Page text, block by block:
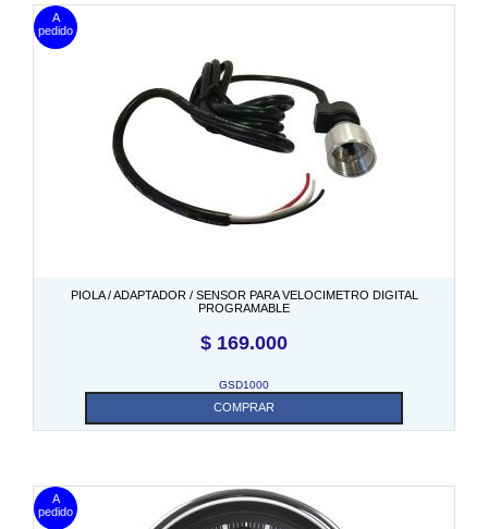
PIOLA / ADAPTADOR / SENSOR PARA VELOCIMETRO DIGITAL
PROGRAMABLE
$ 169.000
GSD1000
COMPRAR